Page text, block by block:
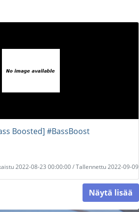
Boosted] #BassBoost
2022-08-23 00:00:00 / Tallennettu 2022-09-09
Näytä lisää